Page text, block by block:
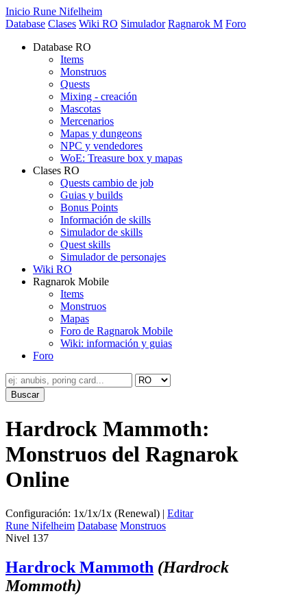
Inicio Rune Nifelheim
Database Clases Wiki RO Simulador Ragnarok M Foro
Database RO
Items
Monstruos
Quests
Mixing - creación
Mascotas
Mercenarios
Mapas y dungeons
NPC y vendedores
WoE: Treasure box y mapas
Clases RO
Quests cambio de job
Guias y builds
Bonus Points
Información de skills
Simulador de skills
Quest skills
Simulador de personajes
Wiki RO
Ragnarok Mobile
Items
Monstruos
Mapas
Foro de Ragnarok Mobile
Wiki: información y guias
Foro
Hardrock Mammoth:
Monstruos del Ragnarok
Online
Configuración: 1x/1x/1x (Renewal) | Editar
Rune Nifelheim Database Monstruos
Nivel 137
Hardrock Mammoth (Hardrock
Mommoth)